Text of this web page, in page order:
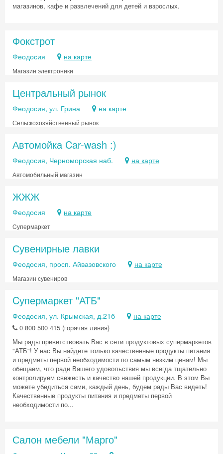
магазинов, кафе и развлечений для детей и взрослых.
Фокстрот
Феодосия на карте
Магазин электроники
Центральный рынок
Феодосия, ул. Грина на карте
Сельскохозяйственный рынок
Автомойка Car-wash :)
Феодосия, Черноморская наб. на карте
Автомобильный магазин
ЖЖЖ
Феодосия на карте
Cупермаркет
Сувенирные лавки
Феодосия, просп. Айвазовского на карте
Магазин сувениров
Cупермаркет "АТБ"
Феодосия, ул. Крымская, д.21б на карте
0 800 500 415 (горячая линия)
Мы рады приветствовать Вас в сети продуктовых супермаркетов
"АТБ"! У нас Вы найдете только качественные продукты питания
и предметы первой необходимости по самым низким ценам! Мы
обещаем, что ради Вашего удовольствия мы всегда тщательно
контролируем свежесть и качество нашей продукции. В этом Вы
можете убедиться сами, каждый день, будем рады Вас видеть!
Качественные продукты питания и предметы первой
необходимости по...
Салон мебели "Марго"
Хочешь дешевле? Оставь почту и получи
промокод на первое бронирование!
Получить промокод